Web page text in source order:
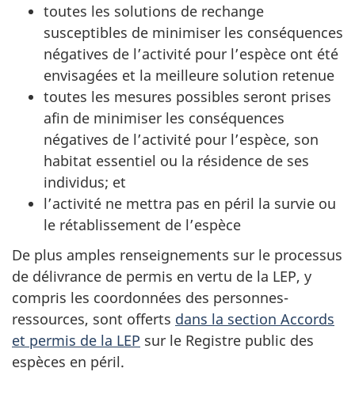
toutes les solutions de rechange
susceptibles de minimiser les conséquences
négatives de l’activité pour l’espèce ont été
envisagées et la meilleure solution retenue
toutes les mesures possibles seront prises
afin de minimiser les conséquences
négatives de l’activité pour l’espèce, son
habitat essentiel ou la résidence de ses
individus; et
l’activité ne mettra pas en péril la survie ou
le rétablissement de l’espèce
De plus amples renseignements sur le processus
de délivrance de permis en vertu de la LEP, y
compris les coordonnées des personnes-
ressources, sont offerts dans la section Accords
et permis de la LEP sur le Registre public des
espèces en péril.